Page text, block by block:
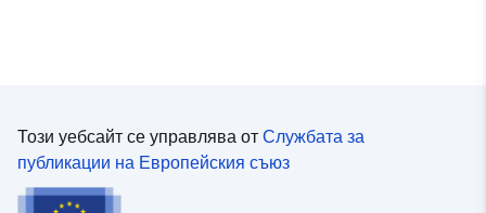
Този уебсайт се управлява от Службата за
публикации на Европейския съюз